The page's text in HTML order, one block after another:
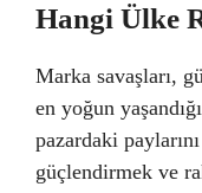
Hangi Ülke
Marka savaşları,
en yoğun
pazardaki
güçlendirmek ve